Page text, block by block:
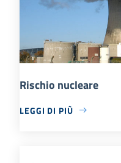
Rischio nucleare
LEGGI DI PIÙ